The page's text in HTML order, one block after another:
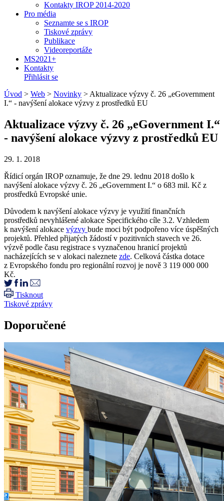
Kontakty IROP 2014-2020
Pro média
Seznamte se s IROP
Tiskové zprávy
Publikace
Videoreportáže
MS2021+
Kontakty
Přihlásit se
Úvod > Web > Novinky > Aktualizace výzvy č. 26 „eGovernment
I.“ - navýšení alokace výzvy z prostředků EU
Aktualizace výzvy č. 26 „eGovernment I.“
- navýšení alokace výzvy z prostředků EU
29. 1. 2018
Řídicí orgán IROP oznamuje, že dne 29. lednu 2018 došlo k
navýšení alokace výzvy č. 26 „eGovernment I.“ o 683 mil. Kč z
prostředků Evropské unie.
Důvodem k navýšení alokace výzvy je využití finančních
prostředků nevyhlášené alokace Specifického cíle 3.2. Vzhledem
k navýšení alokace výzvy bude moci být podpořeno více úspěšných
projektů. Přehled přijatých žádostí v pozitivních stavech ve 26.
výzvě podle času registrace s vyznačenou hranicí projektů
nacházejících se v alokaci naleznete zde. Celková částka dotace
z Evropského fondu pro regionální rozvoj je nově 3 119 000 000
Kč.
Tisknout
Tiskové zprávy
Doporučené